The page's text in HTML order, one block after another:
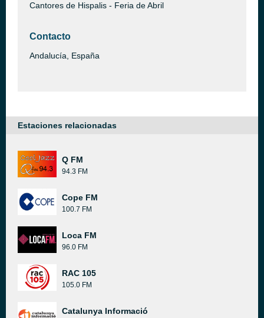
Cantores de Hispalis - Feria de Abril
Contacto
Andalucía, España
Estaciones relacionadas
Q FM
94.3 FM
Cope FM
100.7 FM
Loca FM
96.0 FM
RAC 105
105.0 FM
Catalunya Informació